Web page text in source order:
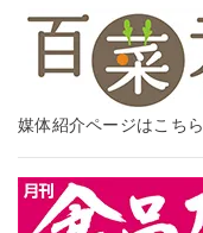
媒体紹介ページはこちら